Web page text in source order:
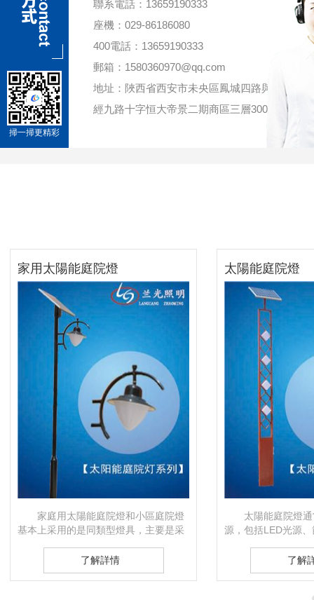
掃一掃更精彩
聯系電話：13659190333
座機：029-86186080
400電話：13659190333
郵箱：1580360970@qq.com
地址：陜西省西安市未央區鳳城四路與
經九路十字恒大帝景二期商區三層3001
家用太陽能庭院燈
家庭用太陽能庭院燈和小區庭院燈
基本上采用的是同類型燈具，主要是采
主，亮度比較柔和不…
了解詳情
太陽能庭院燈
太陽能庭院燈
源，包括LED光源
明，可以照明時間
了解